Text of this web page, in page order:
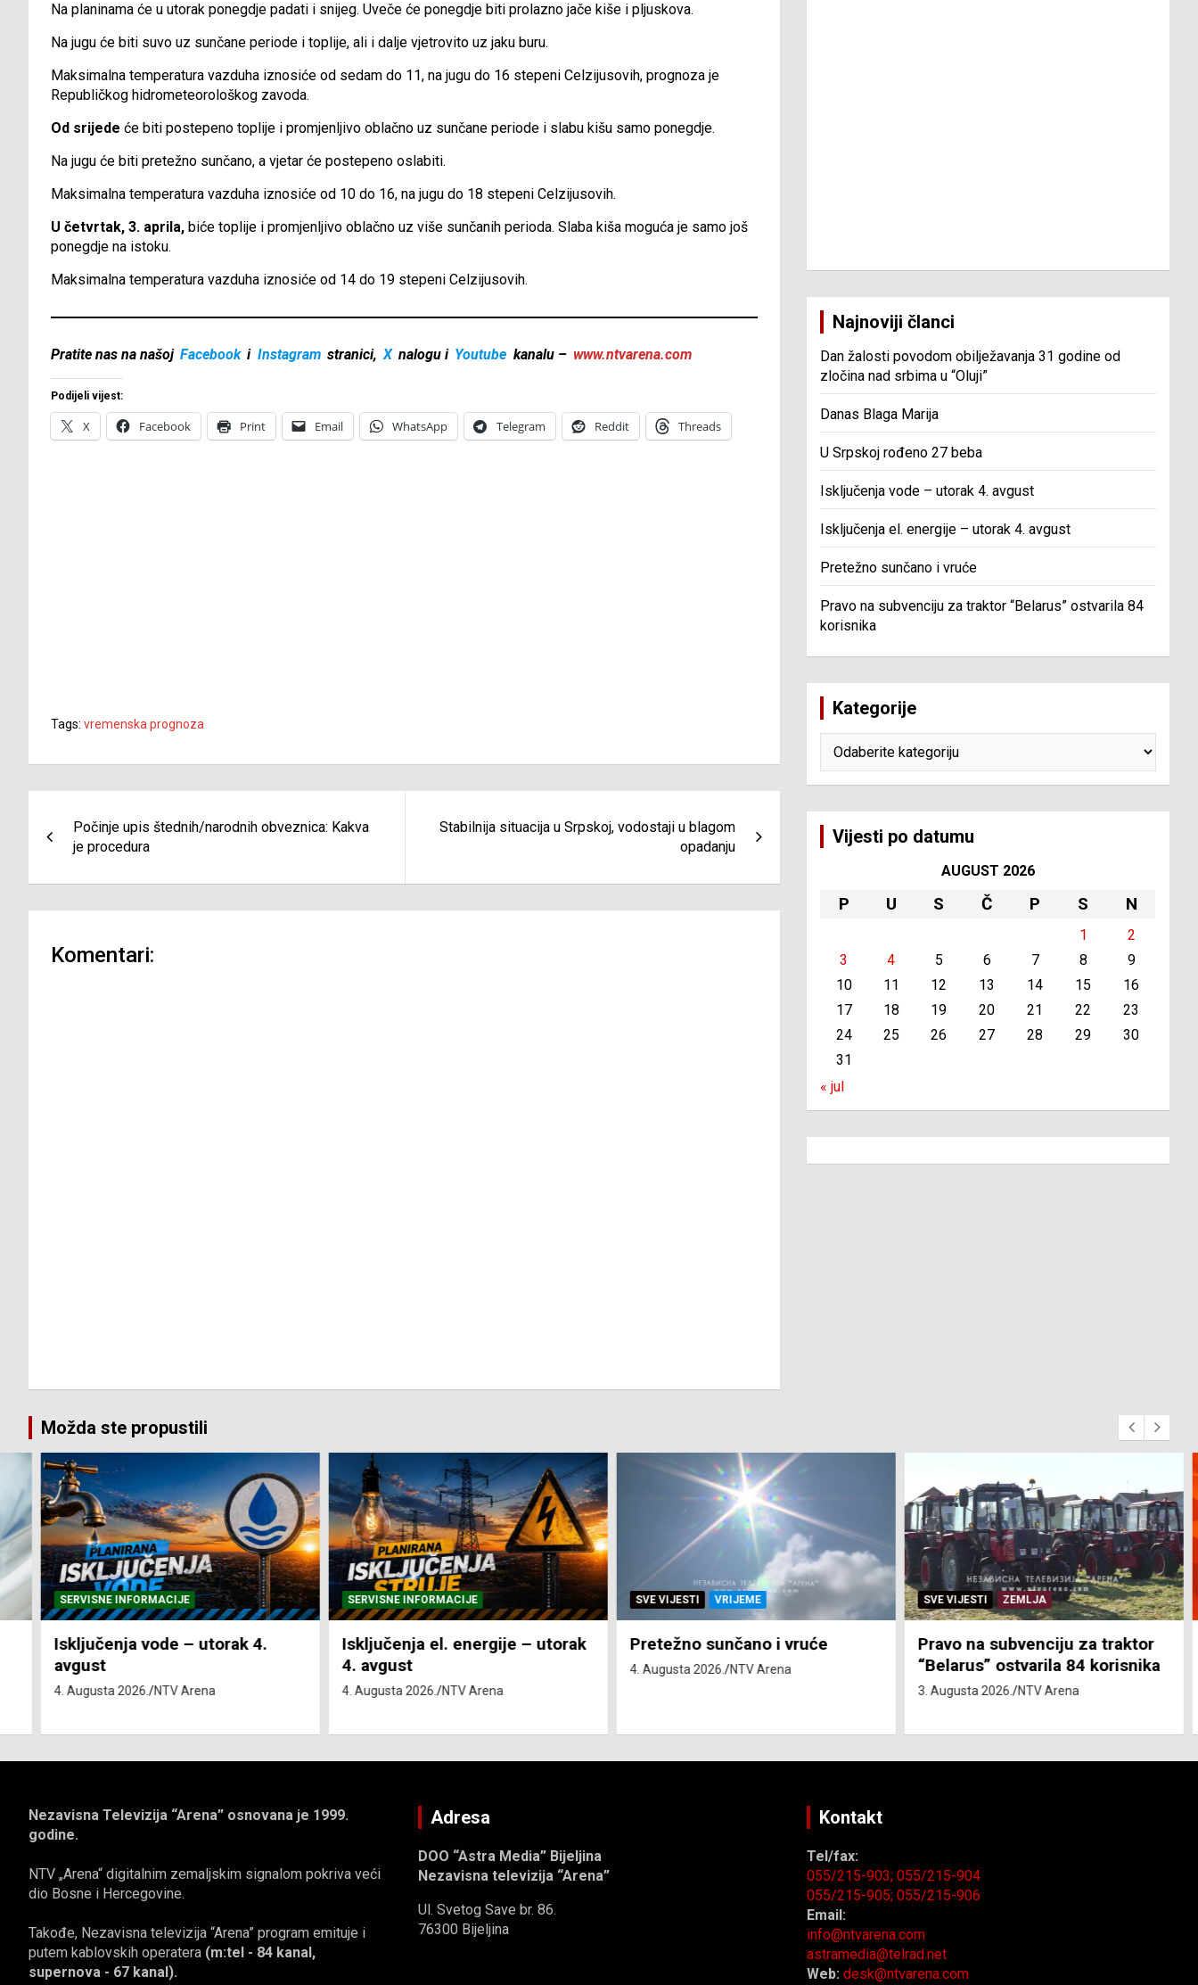
Na planinama će u utorak ponegdje padati i snijeg. Uveče će ponegdje biti prolazno jače kiše i pljuskova.
Na jugu će biti suvo uz sunčane periode i toplije, ali i dalje vjetrovito uz jaku buru.
Maksimalna temperatura vazduha iznosiće od sedam do 11, na jugu do 16 stepeni Celzijusovih, prognoza je
Republičkog hidrometeorološkog zavoda.
Od srijede će biti postepeno toplije i promjenljivo oblačno uz sunčane periode i slabu kišu samo ponegdje.
Na jugu će biti pretežno sunčano, a vjetar će postepeno oslabiti.
Maksimalna temperatura vazduha iznosiće od 10 do 16, na jugu do 18 stepeni Celzijusovih.
U četvrtak, 3. aprila, biće toplije i promjenljivo oblačno uz više sunčanih perioda. Slaba kiša moguća je samo još
ponegdje na istoku.
Maksimalna temperatura vazduha iznosiće od 14 do 19 stepeni Celzijusovih.
Pratite nas na našoj Facebook i Instagram stranici, X nalogu i Youtube kanalu – www.ntvarena.com
Podijeli vijest:
X Facebook Print Email WhatsApp Telegram Reddit Threads
Tags: vremenska prognoza
članaka
Počinje upis štednih/narodnih obveznica: Kakva
je procedura
Stabilnija situacija u Srpskoj, vodostaji u blagom
opadanju
Komentari:
Najnoviji članci
Dan žalosti povodom obilježavanja 31 godine od
zločina nad srbima u “Oluji”
Danas Blaga Marija
U Srpskoj rođeno 27 beba
Isključenja vode – utorak 4. avgust
Isključenja el. energije – utorak 4. avgust
Pretežno sunčano i vruće
Pravo na subvenciju za traktor “Belarus” ostvarila 84
korisnika
Kategorije
Vijesti po datumu
AUGUST 2026
P U S Č P S N
1
2
3
4 5 6 7 8
9
10
11 12 13 14 15
16
17
18 19 20 21 22
23
24
25 26 27 28 29
30
31
« jul
Možda ste propustili
SERVISNE INFORMACIJE
Isključenja vode – utorak 4.
avgust
4. Augusta 2026. NTV Arena
SERVISNE INFORMACIJE
Isključenja el. energije – utorak
4. avgust
4. Augusta 2026. NTV Arena
SVE VIJESTI VRIJEME
Pretežno sunčano i vruće
4. Augusta 2026. NTV Arena
SVE VIJESTI ZEMLJA
Pravo na subvenciju za traktor
“Belarus” ostvarila 84 korisnika
3. Augusta 2026. NTV Arena
Nezavisna Televizija “Arena” osnovana je 1999.
godine.
NTV „Arena“ digitalnim zemaljskim signalom pokriva veći
dio Bosne i Hercegovine.
Takođe, Nezavisna televizija “Arena” program emituje i
putem kablovskih operatera (m:tel - 84 kanal,
supernova - 67 kanal).
Adresa
DOO “Astra Media” Bijeljina
Nezavisna televizija “Arena”
Ul. Svetog Save br. 86.
76300 Bijeljina
Kontakt
Tel/fax:
055/215-903;055/215-904
055/215-905;055/215-906
Email:
info@ntvarena.com
astramedia@telrad.net
Web: desk@ntvarena.com